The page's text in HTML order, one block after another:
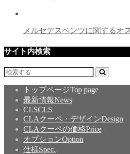
メルセデスベンツに関するオ
サイト内検索
トップページTop page
最新情報News
CLSCLS
CLAクーペ・デザインDesign
CLAクーペの価格Price
オプションOption
仕様Spec.